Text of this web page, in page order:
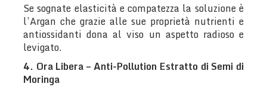
Se sognate elasticità e compatezza la soluzione è
l’Argan che grazie alle sue proprietà nutrienti e
antiossidanti dona al viso un aspetto radioso e
levigato.
4. Ora Libera – Anti-Pollution Estratto di Semi di
Moringa